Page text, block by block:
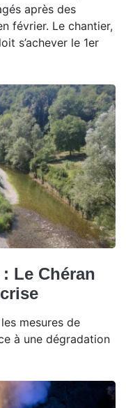
après des
février. Le chantier,
s’achever le 1er
Le Chéran
mesures de
à une dégradation